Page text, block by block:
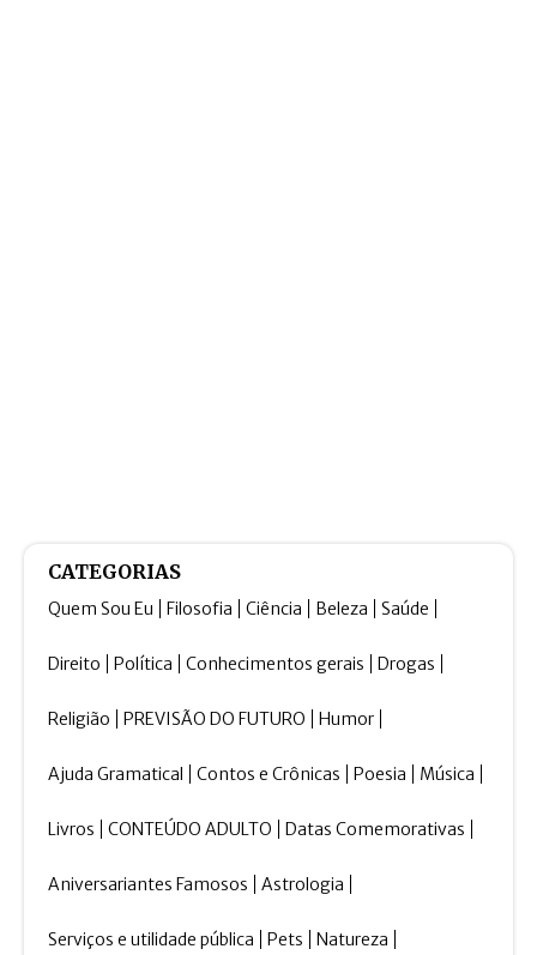
CATEGORIAS
Quem Sou Eu Filosofia Ciência Beleza Saúde
Direito Política Conhecimentos gerais Drogas
Religião PREVISÃO DO FUTURO Humor
Ajuda Gramatical Contos e Crônicas Poesia Música
Livros CONTEÚDO ADULTO Datas Comemorativas
Aniversariantes Famosos Astrologia
Serviços e utilidade pública Pets Natureza